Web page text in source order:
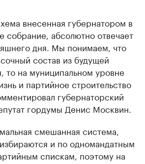
внесенная губернатором в
собрание, абсолютно отвечает
дня. Мы понимаем, что
состав из будущей
то на муниципальном уровне
и партийное строительство
губернаторский
гордумы Денис Москвин.
смешанная система,
и по одномандатным
спискам, поэтому на